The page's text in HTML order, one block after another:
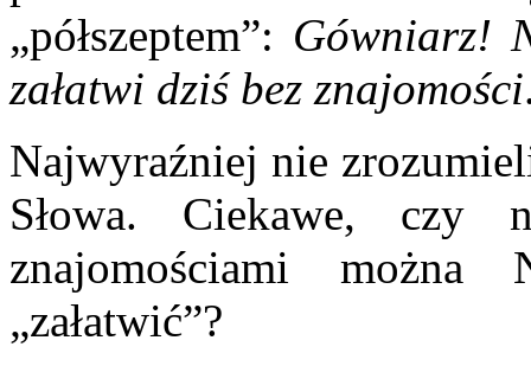
„półszeptem”: Gówniarz!
załatwi dziś bez znajomości
Najwyraźniej nie
Słowa. Ciekawe, czy
znajomościami
„załatwić”?